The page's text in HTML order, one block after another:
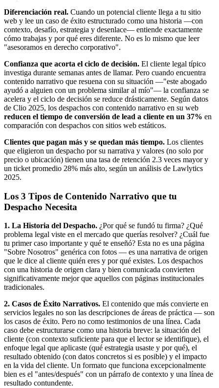
Diferenciación real. Cuando un potencial cliente llega a tu sitio
web y lee un caso de éxito estructurado como una historia —con
contexto, desafío, estrategia y desenlace— entiende exactamente
cómo trabajas y por qué eres diferente. No es lo mismo que leer
"asesoramos en derecho corporativo".
Confianza que acorta el ciclo de decisión. El cliente legal típico
investiga durante semanas antes de llamar. Pero cuando encuentra
contenido narrativo que resuena con su situación —"este abogado
ayudó a alguien con un problema similar al mío"— la confianza se
acelera y el ciclo de decisión se reduce drásticamente. Según datos
de Clio 2025, los despachos con contenido narrativo en su web
reducen el tiempo de conversión de lead a cliente en un 37% en
comparación con despachos con sitios web estáticos.
Clientes que pagan más y se quedan más tiempo. Los clientes
que eligieron un despacho por su narrativa y valores (no solo por
precio o ubicación) tienen una tasa de retención 2.3 veces mayor y
un ticket promedio 28% más alto, según un análisis de Lawlytics
2025.
Los 3 Tipos de Contenido Narrativo que tu
Despacho Necesita
1. La Historia del Despacho. ¿Por qué se fundó tu firma? ¿Qué
problema legal viste en el mercado que querías resolver? ¿Cuál fue
tu primer caso importante y qué te enseñó? Esta no es una página
"Sobre Nosotros" genérica con fotos — es una narrativa de origen
que le dice al cliente quién eres y por qué existes. Los despachos
con una historia de origen clara y bien comunicada convierten
significativamente mejor que aquellos con páginas institucionales
tradicionales.
2. Casos de Éxito Narrativos. El contenido que más convierte en
servicios legales no son las descripciones de áreas de práctica — son
los casos de éxito. Pero no como testimonios de una línea. Cada
caso debe estructurarse como una historia breve: la situación del
cliente (con contexto suficiente para que el lector se identifique), el
enfoque legal que aplicaste (qué estrategia usaste y por qué), el
resultado obtenido (con datos concretos si es posible) y el impacto
en la vida del cliente. Un formato que funciona excepcionalmente
bien es el "antes/después" con un párrafo de contexto y una línea de
resultado contundente.